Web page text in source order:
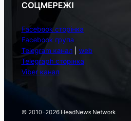
СОЦМЕРЕЖІ
Facebook сторінка
Facebook група
Telegram канал| web
Telegraph сторінка
Viber канал
© 2010-2026 HeadNews Network